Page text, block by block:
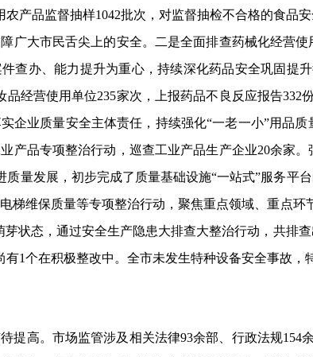
农产品监督抽样1042批次，对监督抽检不合格的食品
广大市民舌尖上的安全。二是全面排查药械化经营
查办、能力提升为重心，持续深化药品安全巩固提
品经营使用单位235家次，上报药品不良反应报告332
企业质量安全主体责任，持续强化“一老一小”用品
产品专项整治行动，巡查工业产品生产企业20余家
质量发展，初步完成了质量基础设施“一站式”服务平
梯维保质量等专项整治行动，聚焦重点领域、重点
芽状态，通过安全生产隐患大排查大整治行动，共排
1个在积极整改中。全市未发生特种设备安全事故，
待提高。市场监管涉及相关法律93余部、行政法规154